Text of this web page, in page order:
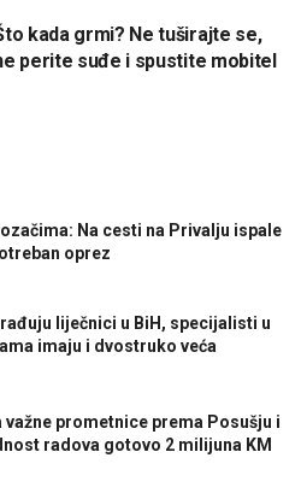
kada grmi? Ne tuširajte se,
perite suđe i spustite mobitel
Na cesti na Privalju ispale
oprez
liječnici u BiH, specijalisti u
imaju i dvostruko veća
važne prometnice prema Posušju i
radova gotovo 2 milijuna KM